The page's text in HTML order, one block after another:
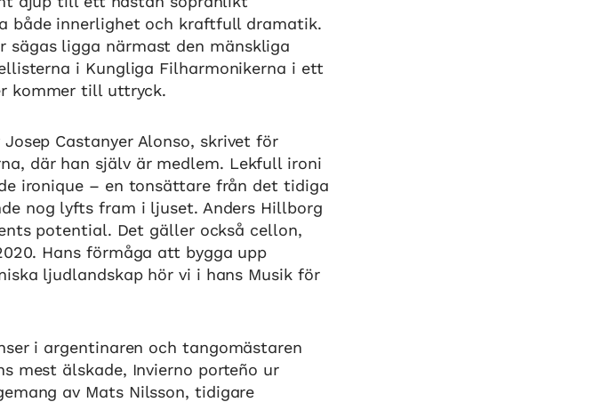
både innerlighet och kraftfull dramatik.
sägas ligga närmast den mänskliga
i Kungliga Filharmonikerna i ett
kommer till uttryck.
Castanyer Alonso, skrivet för
där han själv är medlem. Lekfull ironi
ironique – en tonsättare från det tidiga
nog lyfts fram i ljuset. Anders Hillborg
potential. Det gäller också cellon,
Hans förmåga att bygga upp
ljudlandskap hör vi i hans Musik för
i argentinaren och tangomästaren
mest älskade, Invierno porteño ur
av Mats Nilsson, tidigare